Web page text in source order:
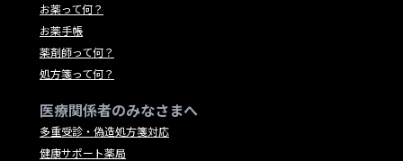
お薬って何？
お薬手帳
薬剤師って何？
処方箋って何？
医療関係者のみなさまへ
多重受診・偽造処方箋対応
健康サポート薬局